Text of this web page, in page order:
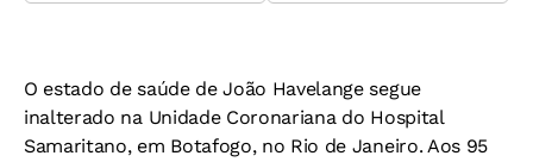
O estado de saúde de João Havelange segue
inalterado na Unidade Coronariana do Hospital
Samaritano, em Botafogo, no Rio de Janeiro. Aos 95